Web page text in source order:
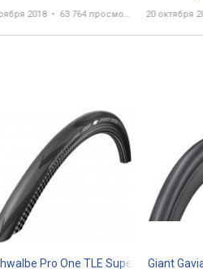
2018 63 764 просмотра 20 октября
Pro One TLE Super Race V-
Giant